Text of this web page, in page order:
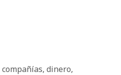
compañías, dinero,